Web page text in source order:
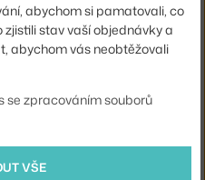
abychom si pamatovali, co
stav vaší objednávky a
abychom vás neobtěžovali
se zpracováním souborů
VŠE